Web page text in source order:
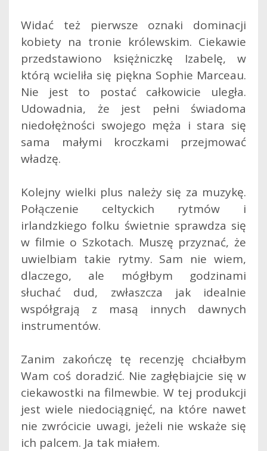
Widać też pierwsze oznaki dominacji
kobiety na tronie królewskim. Ciekawie
przedstawiono księżniczkę Izabelę, w
którą wcieliła się piękna Sophie Marceau.
Nie jest to postać całkowicie uległa.
Udowadnia, że jest pełni świadoma
niedołężności swojego męża i stara się
sama małymi kroczkami przejmować
władzę.
Kolejny wielki plus należy się za muzykę.
Połączenie celtyckich rytmów i
irlandzkiego folku świetnie sprawdza się
w filmie o Szkotach. Muszę przyznać, że
uwielbiam takie rytmy. Sam nie wiem,
dlaczego, ale mógłbym godzinami
słuchać dud, zwłaszcza jak idealnie
współgrają z masą innych dawnych
instrumentów.
Zanim zakończę tę recenzję chciałbym
Wam coś doradzić. Nie zagłębiajcie się w
ciekawostki na filmewbie. W tej produkcji
jest wiele niedociągnięć, na które nawet
nie zwrócicie uwagi, jeżeli nie wskaże się
ich palcem. Ja tak miałem.